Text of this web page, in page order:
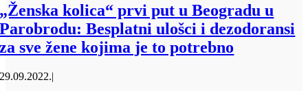
„Ženska kolica“ prvi put u Beogradu u
Parobrodu: Besplatni ulošci i dezodoransi
za sve žene kojima je to potrebno
29.09.2022.|